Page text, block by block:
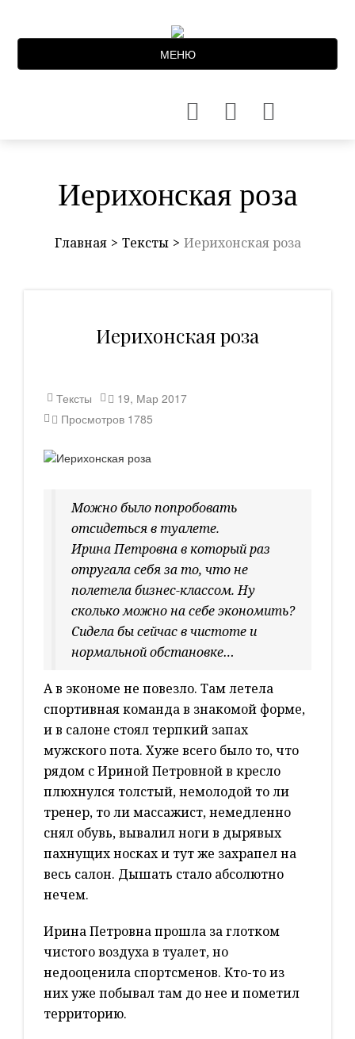
МЕНЮ
Иерихонская роза
Главная Тексты Иерихонская роза
Иерихонская роза
Тексты
19, Мар 2017
Просмотров 1785
Можно было попробовать
отсидеться в туалете.
Ирина Петровна в который раз
отругала себя за то, что не
полетела бизнес-классом. Ну
сколько можно на себе экономить?
Сидела бы сейчас в чистоте и
нормальной обстановке…
А в экономе не повезло. Там летела
спортивная команда в знакомой форме,
и в салоне стоял терпкий запах
мужского пота. Хуже всего было то, что
рядом с Ириной Петровной в кресло
плюхнулся толстый, немолодой то ли
тренер, то ли массажист, немедленно
снял обувь, вывалил ноги в дырявых
пахнущих носках и тут же захрапел на
весь салон. Дышать стало абсолютно
нечем.
Ирина Петровна прошла за глотком
чистого воздуха в туалет, но
недооценила спортсменов. Кто-то из
них уже побывал там до нее и пометил
территорию.